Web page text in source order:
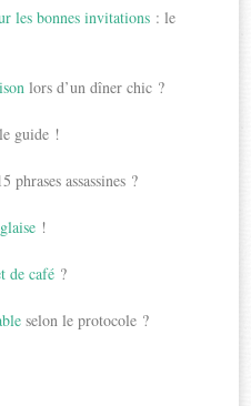
les bonnes invitations : le
lors d’un dîner chic ?
guide !
phrases assassines ?
!
de café ?
selon le protocole ?